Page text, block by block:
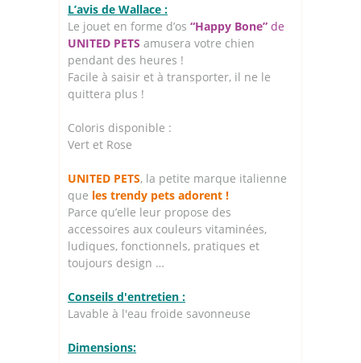
L’avis de Wallace :
Le jouet en forme d’os “Happy Bone” de
UNITED PETS amusera votre chien
pendant des heures !
Facile à saisir et à transporter, il ne le
quittera plus !
Coloris disponible :
Vert et Rose
UNITED PETS, la petite marque italienne
que les trendy pets adorent !
Parce qu’elle leur propose des
accessoires aux couleurs vitaminées,
ludiques, fonctionnels, pratiques et
toujours design …
Conseils d'entretien :
Lavable à l'eau froide savonneuse
Dimensions: